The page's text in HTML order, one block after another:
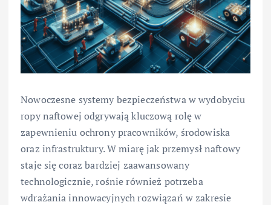
Nowoczesne systemy bezpieczeństwa w wydobyciu
ropy naftowej odgrywają kluczową rolę w
zapewnieniu ochrony pracowników, środowiska
oraz infrastruktury. W miarę jak przemysł naftowy
staje się coraz bardziej zaawansowany
technologicznie, rośnie również potrzeba
wdrażania innowacyjnych rozwiązań w zakresie